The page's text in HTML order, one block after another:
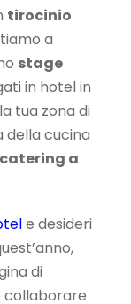
tirocinio
a
stage
in hotel in
tua zona di
cucina
a
e desideri
di
collaborare